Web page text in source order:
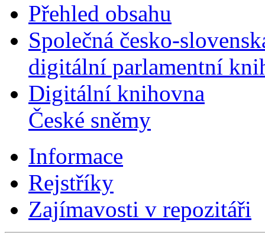
Přehled obsahu
Společná česko-
digitální parlamentní
Digitální knihovna
České sněmy
Informace
Rejstříky
Zajímavosti v repozitáři